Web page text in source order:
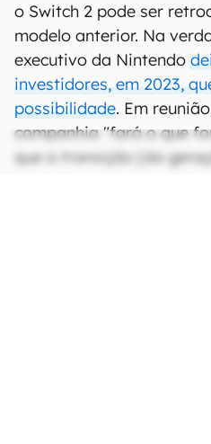
o Switch 2 pode ser
modelo anterior. Na
executivo da Nintendo
investidores, em 2023,
possibilidade. Em
companhia "fará o que
que a transição [da